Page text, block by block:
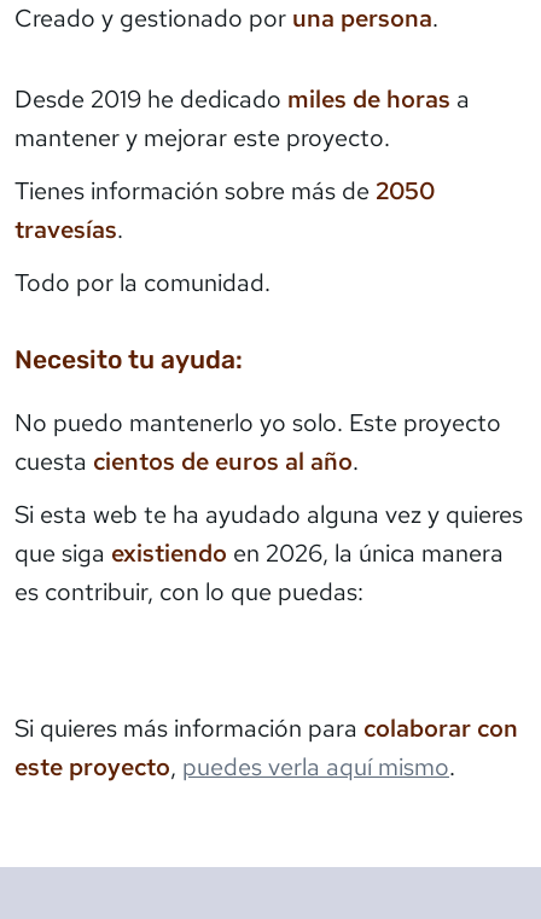
Creado y gestionado por una persona.
Desde 2019 he dedicado miles de horas a
mantener y mejorar este proyecto.
Tienes información sobre más de 2050
travesías.
Todo por la comunidad.
Necesito tu ayuda:
No puedo mantenerlo yo solo. Este proyecto
cuesta cientos de euros al año.
Si esta web te ha ayudado alguna vez y quieres
que siga existiendo en 2026, la única manera
es contribuir, con lo que puedas:
Si quieres más información para colaborar con
este proyecto, puedes verla aquí mismo.